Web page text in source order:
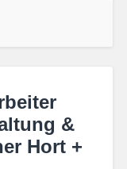
&
Hort +